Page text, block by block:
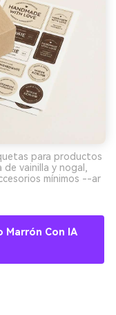
para productos
vainilla y nogal,
mínimos --ar
Marrón Con IA